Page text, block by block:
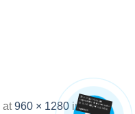
at960 × 1280 inXE